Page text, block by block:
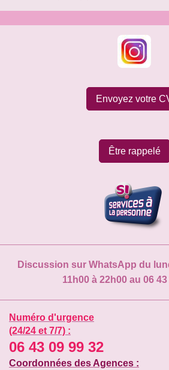
Envoyez votre
Être rappelé
Discussion sur WhatsApp du
11h00 à 22h00 au 06
Numéro d'urgence
(24/24 et 7/7) :
06 43 09 99 32
Coordonnées des Agences :